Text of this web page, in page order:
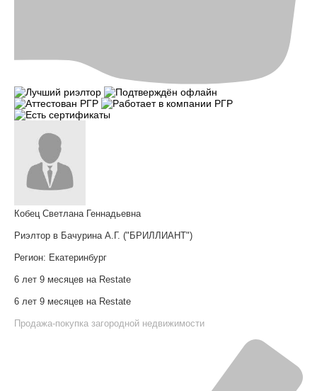
Кобец Светлана Геннадьевна
Риэлтор в Бачурина А.Г. ("БРИЛЛИАНТ")
Регион: Екатеринбург
6 лет 9 месяцев на Restate
6 лет 9 месяцев на Restate
Продажа-покупка загородной недвижимости